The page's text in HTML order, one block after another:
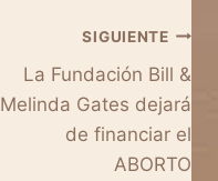
SIGUIENTE
La Fundación Bill &
Melinda Gates dejará
de financiar el
ABORTO